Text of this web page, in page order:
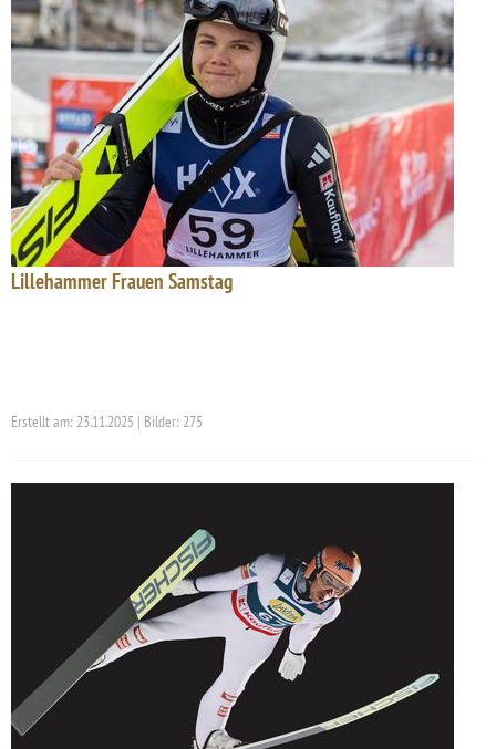
Lillehammer Frauen Samstag
Erstellt am: 23.11.2025 | Bilder: 275